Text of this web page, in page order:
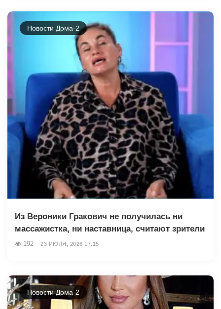
Новости Дома-2
Из Вероники Гракович не получилась ни
массажистка, ни наставница, считают зрители
192 23 ИЮЛЯ, 2026 17:15
Новости Дома-2